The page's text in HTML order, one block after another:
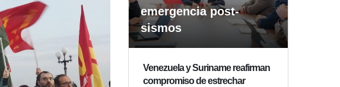
emergencia post-
sismos
Venezuela y Suriname reafirman
compromiso de estrechar